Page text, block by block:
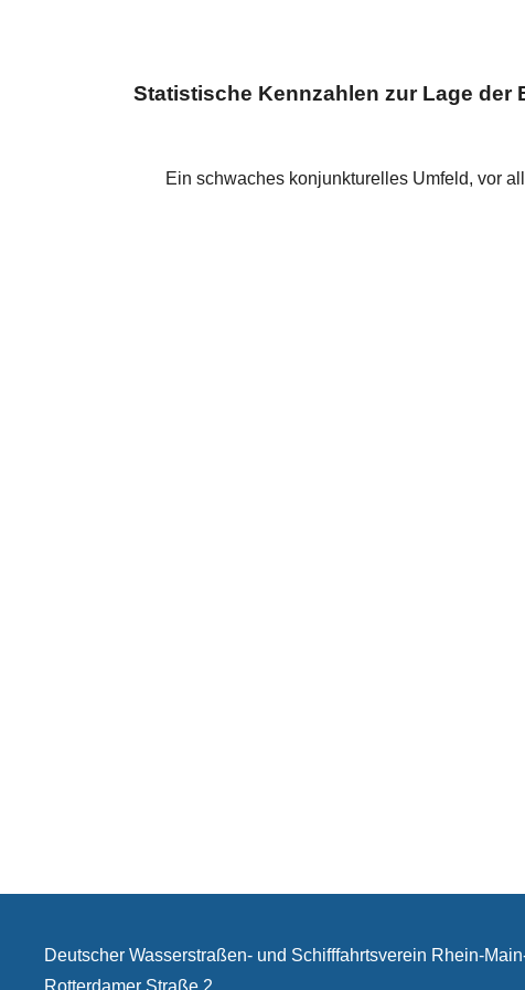
Statistische Kennzahlen zur Lage der
Ein schwaches konjunkturelles Umfeld, vor
Deutscher Wasserstraßen- und Schifffahrtsverein Rhein-
Rotterdamer Straße 2